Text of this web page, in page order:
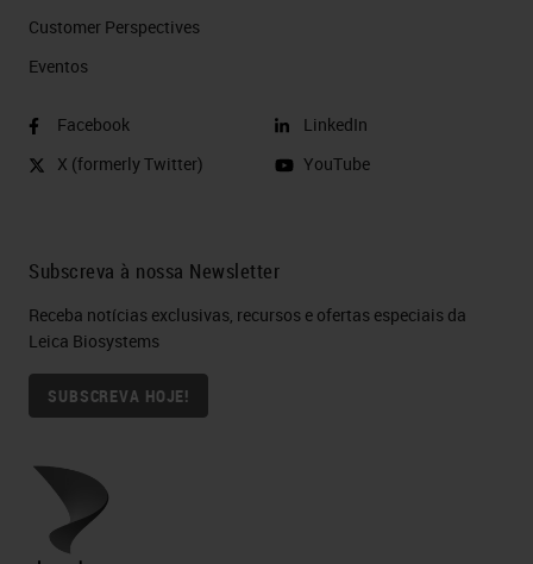
Customer Perspectives​
Eventos
Facebook
X (formerly Twitter)
LinkedIn
YouTube
Subscreva à nossa Newsletter
Receba notícias exclusivas, recursos e ofertas especiais da
Leica Biosystems
SUBSCREVA HOJE!